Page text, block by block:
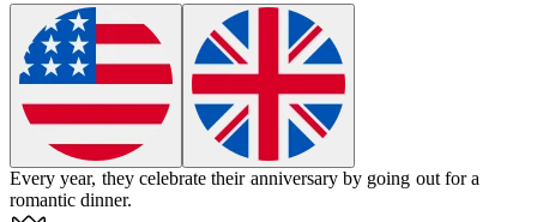
Every year, they celebrate their anniversary by going out for a
romantic dinner.